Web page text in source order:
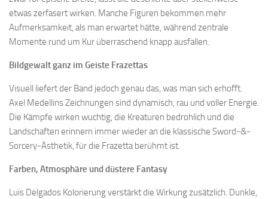
etwas zerfasert wirken. Manche Figuren bekommen mehr
Aufmerksamkeit, als man erwartet hätte, während zentrale
Momente rund um Kur überraschend knapp ausfallen.
Bildgewalt ganz im Geiste Frazettas
Visuell liefert der Band jedoch genau das, was man sich erhofft.
Axel Medellins Zeichnungen sind dynamisch, rau und voller Energie.
Die Kämpfe wirken wuchtig, die Kreaturen bedrohlich und die
Landschaften erinnern immer wieder an die klassische Sword-&-
Sorcery-Ästhetik, für die Frazetta berühmt ist.
Farben, Atmosphäre und düstere Fantasy
Luis Delgados Kolorierung verstärkt die Wirkung zusätzlich. Dunkle,